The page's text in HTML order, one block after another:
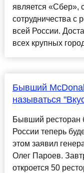
является «Сбер»,
сотрудничества с
всей России.
всех крупных
Бывший
называться
Бывший ресторан
России теперь
этом заявил
Олег Пароев.
откроется 50